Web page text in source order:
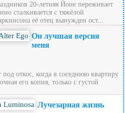
20‑летняя Йоне переживает
сталкивается с тяжёлой
её отец вынужден ост...
Он лучшая версия
меня
откос, когда в соседнюю квартиру
его копия, только с густой
Лучезарная жизнь